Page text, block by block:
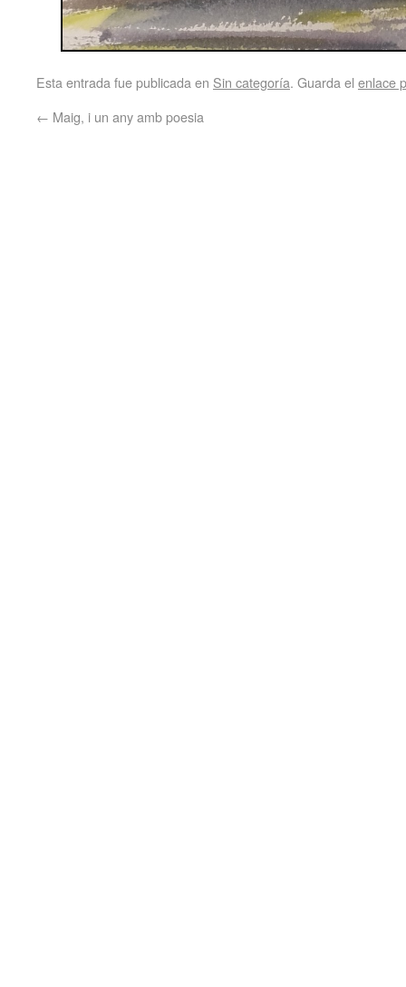
Esta entrada fue publicada en Sin categoría. Guarda el enlace
← Maig, i un any amb poesia